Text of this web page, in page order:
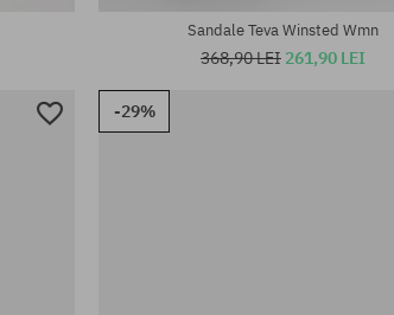
Sandale Teva Winsted Wmn
368,90 LEI 261,90 LEI
-29%